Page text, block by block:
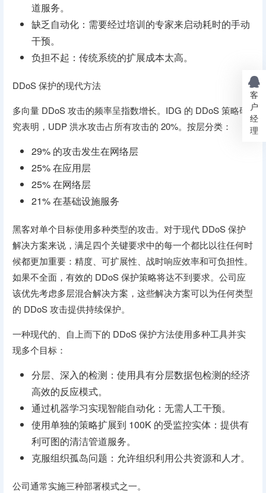
道服务。
缺乏自动化：需要经过培训的专家来启动耗时的手动
干预。
负担不起：传统系统的扩展成本太高。
DDoS 保护的现代方法
多向量 DDoS 攻击的频率呈指数增长。IDG 的 DDoS 策略研
究表明，UDP 洪水攻击占所有攻击的 20%。按层分类：
29% 的攻击发生在网络层
25% 在应用层
25% 在网络层
21% 在基础设施服务
黑客对单个目标使用多种类型的攻击。对于现代 DDoS 保护
解决方案来说，满足四个关键要求中的每一个都比以往任何时
候都更加重要：精度、可扩展性、战时响应效率和可负担性。
如果不全面，有效的 DDoS 保护策略将达不到要求。公司应
该优先考虑多层混合解决方案，这些解决方案可以为任何类型
的 DDoS 攻击提供持续保护。
一种现代的、自上而下的 DDoS 保护方法使用多种工具并实
现多个目标：
分层、深入的检测：使用具有分层数据包检测的经济
高效的反应模式。
通过机器学习实现智能自动化：无需人工干预。
使用单独的策略扩展到 100K 的受监控实体：提供有
利可图的清洁管道服务。
克服组织孤岛问题：允许组织利用公共资源和人才。
公司通常实施三种部署模式之一。
客
户
经
理